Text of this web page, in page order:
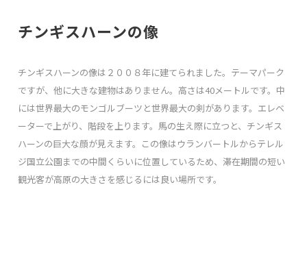
チンギスハーンの像
チンギスハーンの像は２００８年に建てられました。テーマパーク
ですが、他に大きな建物はありません。高さは40メートルです。中
には世界最大のモンゴルブーツと世界最大の剣があります。エレベ
ーターで上がり、階段を上ります。馬の生え際に立つと、チンギス
ハーンの巨大な顔が見えます。この像はウランバートルからテレル
ジ国立公園までの中間くらいに位置しているため、滞在期間の短い
観光客が高原の大きさを感じるには良い場所です。